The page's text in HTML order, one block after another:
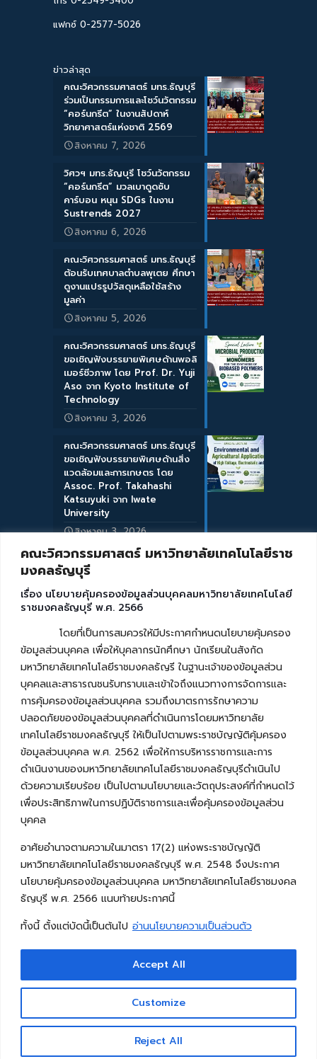
คณะวิศวกรรมศาสตร์ มหาวิทยาลัยเทคโนโลยีราช
มงคลธัญบุรี
เรื่อง นโยบายคุ้มครองข้อมูลส่วนบุคคลมหาวิทยาลัยเทคโนโลยี
ราชมงคลธัญบุรี พ.ศ. 2566
โดยที่เป็นการสมควรให้มีประกาศกำหนดนโยบายคุ้มครอง
ข้อมูลส่วนบุคคล เพื่อให้บุคลากรนักศึกษา นักเรียนในสังกัด
มหาวิทยาลัยเทคโนโลยีราชมงคลธัญรี ในฐานะเจ้าของข้อมูลส่วน
บุคคลและสาธารณชนรับทราบและเข้าใจถึงแนวทางการจัดการและ
การคุ้มครองข้อมูลส่วนบุคคล รวมถึงมาตรการรักษาความ
ปลอดภัยของข้อมูลส่วนบุคคลที่ดำเนินการโดยมหาวิทยาลัย
เทคโนโลยีราชมงคลธัญบุรี ให้เป็นไปตามพระราชบัญญัติคุ้มครอง
ข้อมูลส่วนบุคคล พ.ศ. 2562 เพื่อให้การบริหารราชการและการ
ดำเนินงานของมหาวิทยาลัยเทคโนโลยีราชมงคลธัญบุรีดำเนินไป
ด้วยความเรียบร้อย เป็นไปตามนโยบายและวัตถุประสงค์ที่กำหนดไว้
เพื่อประสิทธิภาพในการปฏิบัติราชการและเพื่อคุ้มครองข้อมูลส่วน
บุคคล
อาศัยอำนาจตามความในมาตรา 17(2) แห่งพระราชบัญญัติ
มหาวิทยาลัยเทคโนโลยีราชมงคลธัญบุรี พ.ศ. 2548 จึงประกาศ
นโยบายคุ้มครองข้อมูลส่วนบุคคล มหาวิทยาลัยเทคโนโลยีราชมงคล
ธัญบุรี พ.ศ. 2566 แนบท้ายประกาศนี้
ทั้งนี้ ตั้งแต่บัดนี้เป็นต้นไป อ่านนโยบายความเป็นส่วนตัว
Customize
Reject All
Accept All
แฟกซ์ 0-2577-5026
ข่าวล่าสุด
คณะวิศวกรรมศาสตร์ มทร.ธัญบุรี
ร่วมเป็นกรรมการและโชว์นวัตกรรม
“คอร์นกรีต” ในงานสัปดาห์
วิทยาศาสตร์แห่งชาติ 2569
สิงหาคม 7, 2026
วิศวฯ มทร.ธัญบุรี โชว์นวัตกรรม
“คอร์นกรีต” มวลเบาดูดซับ
คาร์บอน หนุน SDGs ในงาน
Sustrends 2027
สิงหาคม 6, 2026
คณะวิศวกรรมศาสตร์ มทร.ธัญบุรี
ต้อนรับเทศบาลตำบลพุเตย ศึกษา
ดูงานแปรรูปวัสดุเหลือใช้สร้าง
มูลค่า
สิงหาคม 5, 2026
คณะวิศวกรรมศาสตร์ มทร.ธัญบุรี
ขอเชิญฟังบรรยายพิเศษด้านพอลิ
เมอร์ชีวภาพ โดย Prof. Dr. Yuji
Aso จาก Kyoto Institute of
Technology
สิงหาคม 3, 2026
คณะวิศวกรรมศาสตร์ มทร.ธัญบุรี
ขอเชิญฟังบรรยายพิเศษด้านสิ่ง
แวดล้อมและการเกษตร โดย
Assoc. Prof. Takahashi
Katsuyuki จาก Iwate
University
สิงหาคม 3, 2026
Copyright © 2026 คณะวิศวกรรมศาสตร์ มหาวิทยาลัย
เทคโนโลยีราชมงคลธัญบุรี